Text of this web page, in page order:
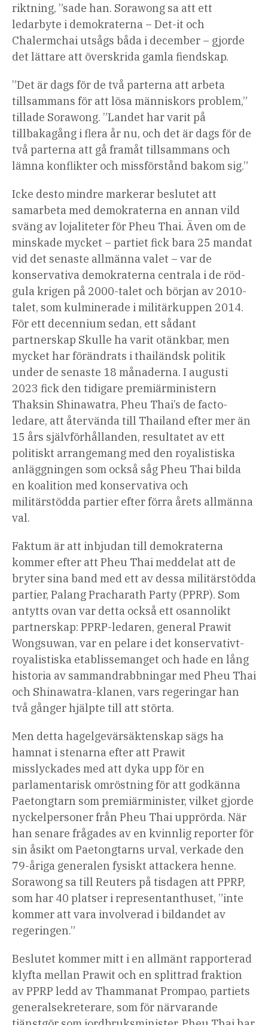
riktning, ”sade han. Sorawong sa att ett
ledarbyte i demokraterna – Det-it och
Chalermchai utsågs båda i december – gjorde
det lättare att överskrida gamla fiendskap.
”Det är dags för de två parterna att arbeta
tillsammans för att lösa människors problem,”
tillade Sorawong. ”Landet har varit på
tillbakagång i flera år nu, och det är dags för de
två parterna att gå framåt tillsammans och
lämna konflikter och missförstånd bakom sig.”
Icke desto mindre markerar beslutet att
samarbeta med demokraterna en annan vild
sväng av lojaliteter för Pheu Thai. Även om de
minskade mycket – partiet fick bara 25 mandat
vid det senaste allmänna valet – var de
konservativa demokraterna centrala i de röd-
gula krigen på 2000-talet och början av 2010-
talet, som kulminerade i militärkuppen 2014.
För ett decennium sedan, ett sådant
partnerskap Skulle ha varit otänkbar, men
mycket har förändrats i thailändsk politik
under de senaste 18 månaderna. I augusti
2023 fick den tidigare premiärministern
Thaksin Shinawatra, Pheu Thai’s de facto-
ledare, att återvända till Thailand efter mer än
15 års självförhållanden, resultatet av ett
politiskt arrangemang med den royalistiska
anläggningen som också såg Pheu Thai bilda
en koalition med konservativa och
militärstödda partier efter förra årets allmänna
val.
Faktum är att inbjudan till demokraterna
kommer efter att Pheu Thai meddelat att de
bryter sina band med ett av dessa militärstödda
partier, Palang Pracharath Party (PPRP). Som
antytts ovan var detta också ett osannolikt
partnerskap: PPRP-ledaren, general Prawit
Wongsuwan, var en pelare i det konservativt-
royalistiska etablissemanget och hade en lång
historia av sammandrabbningar med Pheu Thai
och Shinawatra-klanen, vars regeringar han
två gånger hjälpte till att störta.
Men detta hagelgevärsäktenskap sägs ha
hamnat i stenarna efter att Prawit
misslyckades med att dyka upp för en
parlamentarisk omröstning för att godkänna
Paetongtarn som premiärminister, vilket gjorde
nyckelpersoner från Pheu Thai upprörda. När
han senare frågades av en kvinnlig reporter för
sin åsikt om Paetongtarns urval, verkade den
79-åriga generalen fysiskt attackera henne.
Sorawong sa till Reuters på tisdagen att PPRP,
som har 40 platser i representanthuset, ”inte
kommer att vara involverad i bildandet av
regeringen.”
Beslutet kommer mitt i en allmänt rapporterad
klyfta mellan Prawit och en splittrad fraktion
av PPRP ledd av Thammanat Prompao, partiets
generalsekreterare, som för närvarande